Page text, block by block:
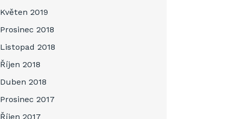
Květen 2019
Prosinec 2018
Listopad 2018
Říjen 2018
Duben 2018
Prosinec 2017
Říjen 2017